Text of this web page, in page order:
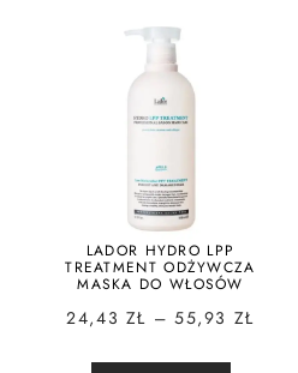
LADOR HYDRO LPP
TREATMENT ODŻYWCZA
MASKA DO WŁOSÓW
24,43 ZŁ – 55,93 ZŁ